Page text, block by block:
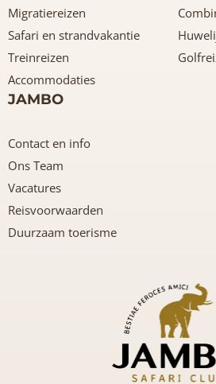
Migratiereizen
Safari en strandvakantie
Treinreizen
Accommodaties
JAMBO
Contact en info
Ons Team
Vacatures
Reisvoorwaarden
Duurzaam toerisme